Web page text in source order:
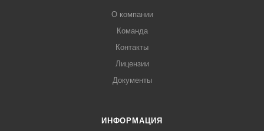
О компании
Команда
Контакты
Лицензии
Документы
ИНФОРМАЦИЯ